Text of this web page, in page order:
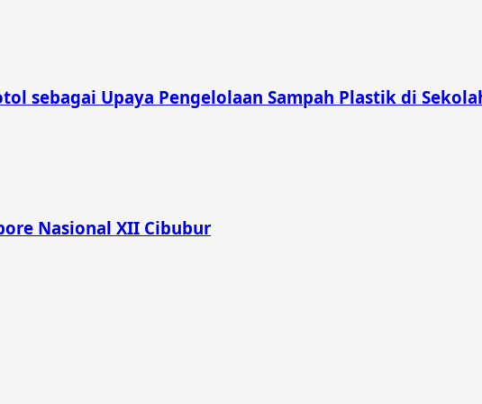
sebagai Upaya Pengelolaan Sampah Plastik di
Nasional XII Cibubur